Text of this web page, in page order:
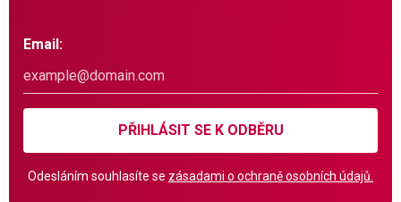
Email:
PŘIHLÁSIT SE K ODBĚRU
Odesláním souhlasíte se zásadami o ochraně osobních údajů.